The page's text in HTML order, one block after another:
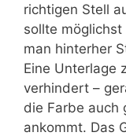
richtigen Stell
sollte
man hinterher
Eine Unterlage
verhindert –
die Farbe auch
ankommt. Das